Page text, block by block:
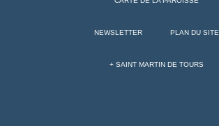
NEWSLETTER PLAN DU SITE
+ SAINT MARTIN DE TOURS